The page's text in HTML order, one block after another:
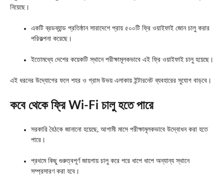
নিয়েছে।
একটি ব্রডব্যান্ড প্রতিষ্ঠান সারাদেশে প্রায় ৫০০টি ফ্রি ওয়াইফাই জোন চালু করার
পরিকল্পনা করেছে।
ইতোমধ্যে দেশের কয়েকটি স্থানে পরীক্ষামূলকভাবে এই ফ্রি ওয়াইফাই চালু হয়েছে।
এই ধরনের উদ্যোগের ফলে শহর ও গ্রাম উভয় এলাকায় ইন্টারনেট ব্যবহারের সুযোগ বাড়বে।
কবে থেকে ফ্রি Wi-Fi চালু হতে পারে
সরকারি বৈঠকে জানানো হয়েছে, আগামী মাসে পরীক্ষামূলকভাবে উদ্বোধন করা হতে
পারে।
প্রথমে কিছু গুরুত্বপূর্ণ জায়গায় চালু করে পরে ধাপে ধাপে অন্যান্য স্থানে
সম্প্রসারণ করা হবে।